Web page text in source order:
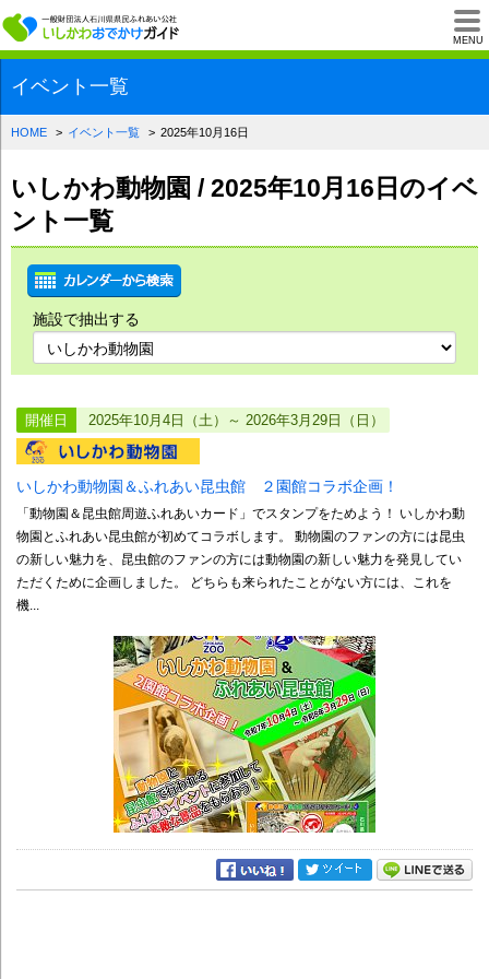
MENU
一般財団法人石川
イベント一覧
HOME イベント一覧 2025年10月16日
いしかわ動物園 / 2025年10月16日のイベ
ント一覧
施設で抽出する
開催日 2025年10月4日（土）～ 2026年3月29日（日）
いしかわ動物園＆ふれあい昆虫館 ２園館コラボ企画！
「動物園＆昆虫館周遊ふれあいカード」でスタンプをためよう！ いしかわ動
物園とふれあい昆虫館が初めてコラボします。 動物園のファンの方には昆虫
の新しい魅力を、昆虫館のファンの方には動物園の新しい魅力を発見してい
ただくために企画しました。 どちらも来られたことがない方には、これを
機...